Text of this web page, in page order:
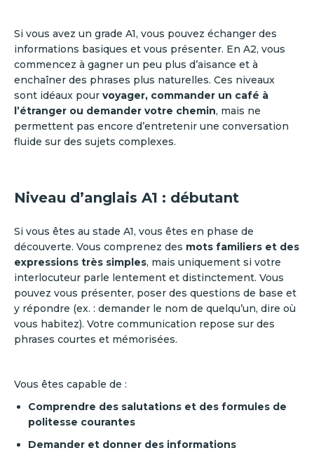
Si vous avez un grade A1, vous pouvez échanger des
informations basiques et vous présenter. En A2, vous
commencez à gagner un peu plus d’aisance et à
enchaîner des phrases plus naturelles. Ces niveaux
sont idéaux pour voyager, commander un café à
l’étranger ou demander votre chemin, mais ne
permettent pas encore d’entretenir une conversation
fluide sur des sujets complexes.
Niveau d’anglais A1 : débutant
Si vous êtes au stade A1, vous êtes en phase de
découverte. Vous comprenez des mots familiers et des
expressions très simples, mais uniquement si votre
interlocuteur parle lentement et distinctement. Vous
pouvez vous présenter, poser des questions de base et
y répondre (ex. : demander le nom de quelqu’un, dire où
vous habitez). Votre communication repose sur des
phrases courtes et mémorisées.
Vous êtes capable de :
Comprendre des salutations et des formules de
politesse courantes
Demander et donner des informations